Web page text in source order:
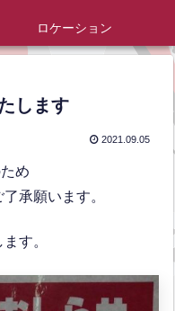
ロケーション
します
2021.09.05
め
承願います。
す。